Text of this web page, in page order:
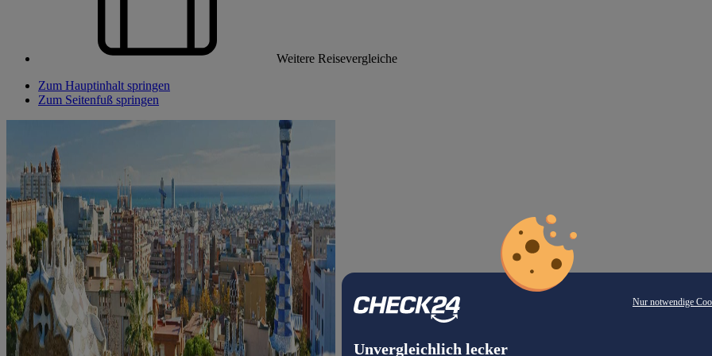
Nur notwendige
Unvergleichlich lecker
Weitere Reisevergleiche
Zum Hauptinhalt springen
Zum Seitenfuß springen